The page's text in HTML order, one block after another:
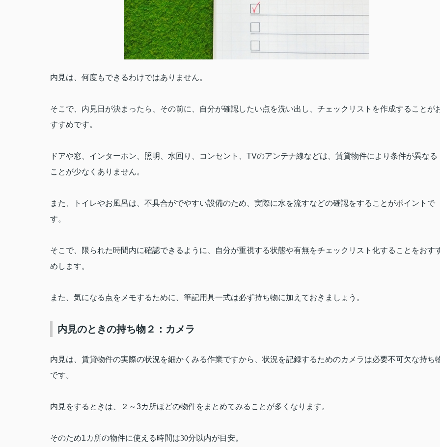
内見は、何度もできるわけではありません。
そこで、内見日が決まったら、その前に、自分が確認したい点を洗い出し、チェックリストを作成することが
すすめです。
ドアや窓、インターホン、照明、水回り、コンセント、 TVのアンテナ線などは、賃貸物件により条件が異なる
ことが少なくありません。
また、トイレやお風呂は、不具合がでやすい設備のため、実際に水を流すなどの確認をすることがポイントで
す。
そこで、限られた時間内に確認できるように、自分が重視する状態や有無をチェックリスト化することをおす
めします。
また、気になる点をメモするために、筆記用具一式は必ず持ち物に加えておきましょう。
内見のときの持ち物２：カメラ
内見は、賃貸物件の実際の状況を細かくみる作業ですから、状況を記録するためのカメラは必要不可欠な持ち
です。
内見をするときは、２～3カ所ほどの物件をまとめてみることが多くなります。
そのため1カ所の物件に使える時間は30分以内が目安。